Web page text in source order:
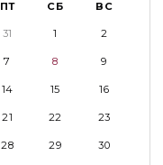
ПТ СБ ВС
31 1 2
7 8 9
14 15 16
21 22 23
28 29 30